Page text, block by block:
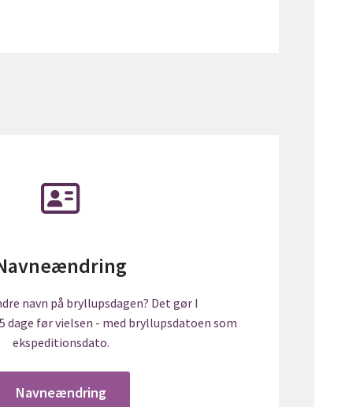
navn på bryllupsdagen? Det gør I
dage før vielsen - med bryllupsdatoen som
ekspeditionsdato.
Navneændring